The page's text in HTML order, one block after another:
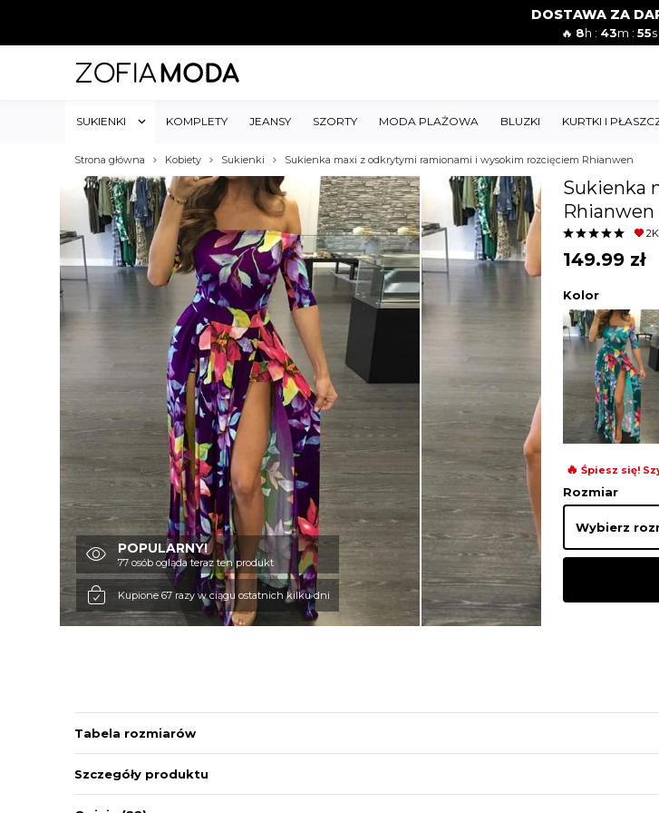
DOSTAWA ZA
🔥 8h : 43m : 54s
SUKIENKI KOMPLETY JEANSY SZORTY MODA PLAŻOWA BLUZKI KURTKI I
Strona główna Kobiety Sukienki Sukienka maxi z odkrytymi ramionami i wysokim rozcięciem Rhianwen
POPULARNY!
77 osób ogląda teraz ten produkt
Kupione 67 razy w ciągu ostatnich kilku dni
Sukienka
Rhianwen
2K
149.99 zł
Kolor
🔥 Śpiesz się!
Rozmiar
Tabela rozmiarów
Szczegóły produktu